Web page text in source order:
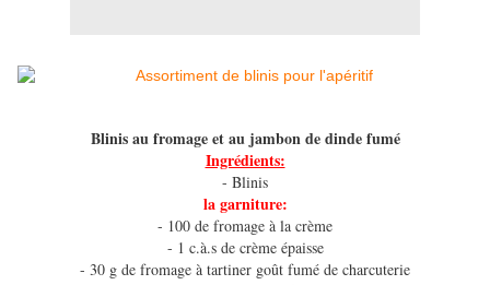
Blinis au fromage et au jambon de dinde fumé
Ingrédients:
- Blinis
la garniture:
- 100 de fromage à la crème
- 1 c.à.s de crème épaisse
- 30 g de fromage à tartiner goût fumé de charcuterie